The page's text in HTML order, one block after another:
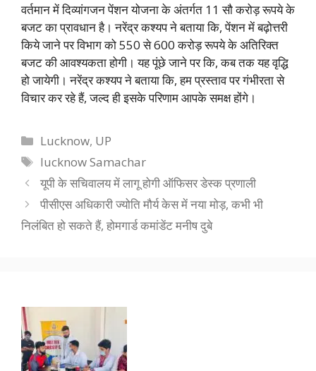
वर्तमान में दिव्यांगजन पेंशन योजना के अंतर्गत 11 सौ करोड़ रूपये के
बजट का प्रावधान है। नरेंद्र कश्यप ने बताया कि, पेंशन में बढ़ोत्तरी
किये जाने पर विभाग को 550 से 600 करोड़ रूपये के अतिरिक्त
बजट की आवश्यकता होगी। यह पूंछे जाने पर कि, कब तक यह वृद्धि
हो जायेगी। नरेंद्र कश्यप ने बताया कि, हम प्रस्ताव पर गंभीरता से
विचार कर रहे हैं, जल्द ही इसके परिणाम आपके समक्ष होंगे।
Categories
Lucknow, UP
Tags
lucknow Samachar
यूपी के सचिवालय में लागू होगी ऑफिसर डेस्क प्रणाली
पीसीएस अधिकारी ज्योति मौर्य केस में नया मोड़, कभी भी
निलंबित हो सकते हैं, होमगार्ड कमांडेंट मनीष दुबे